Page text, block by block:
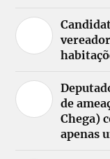
de
Chega)
apenas